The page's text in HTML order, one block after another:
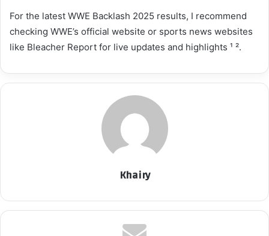
For the latest WWE Backlash 2025 results, I recommend
checking WWE’s official website or sports news websites
like Bleacher Report for live updates and highlights ¹ ².
Khairy